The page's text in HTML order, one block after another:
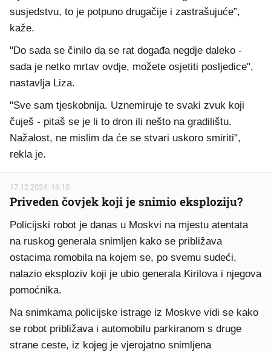
susjedstvu, to je potpuno drugačije i zastrašujuće”,
kaže.
"Do sada se činilo da se rat događa negdje daleko -
sada je netko mrtav ovdje, možete osjetiti posljedice",
nastavlja Liza.
"Sve sam tjeskobnija. Uznemiruje te svaki zvuk koji
čuješ - pitaš se je li to dron ili nešto na gradilištu.
Nažalost, ne mislim da će se stvari uskoro smiriti",
rekla je.
17.12.2024. 16:10
Priveden čovjek koji je snimio eksploziju?
Policijski robot je danas u Moskvi na mjestu atentata
na ruskog generala snimljen kako se približava
ostacima romobila na kojem se, po svemu sudeći,
nalazio eksploziv koji je ubio generala Kirilova i njegova
pomoćnika.
Na snimkama policijske istrage iz Moskve vidi se kako
se robot približava i automobilu parkiranom s druge
strane ceste, iz kojeg je vjerojatno snimljena